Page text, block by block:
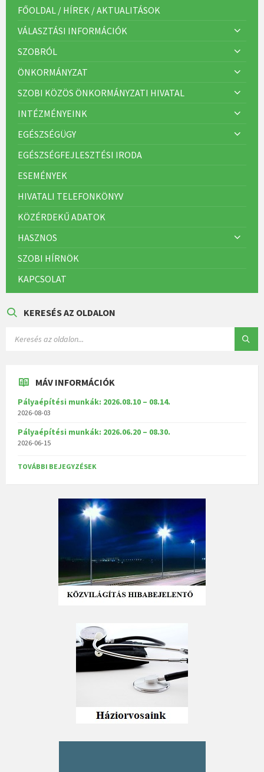
r
i
k
FŐOLDAL / HÍREK / AKTUALITÁSOK
VÁLASZTÁSI INFORMÁCIÓK
SZOBRÓL
ÖNKORMÁNYZAT
SZOBI KÖZÖS ÖNKORMÁNYZATI HIVATAL
INTÉZMÉNYEINK
EGÉSZSÉGÜGY
EGÉSZSÉGFEJLESZTÉSI IRODA
ESEMÉNYEK
HIVATALI TELEFONKÖNYV
KÖZÉRDEKŰ ADATOK
HASZNOS
SZOBI HÍRNÖK
KAPCSOLAT
KERESÉS AZ OLDALON
MÁV INFORMÁCIÓK
Pályaépítési munkák: 2026.08.10 – 08.14.
2026-08-03
Pályaépítési munkák: 2026.06.20 – 08.30.
2026-06-15
TOVÁBBI BEJEGYZÉSEK